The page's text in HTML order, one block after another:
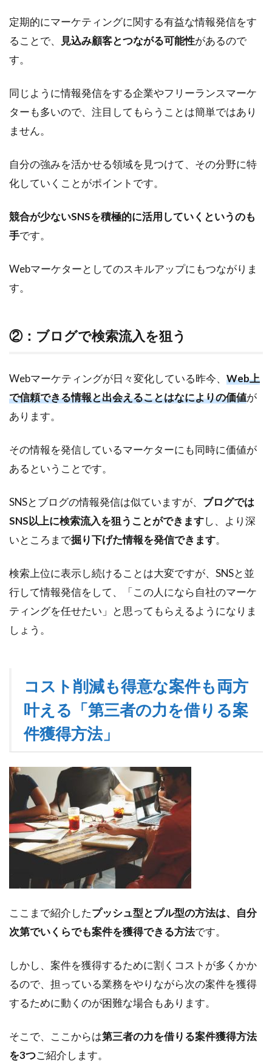
定期的にマーケティングに関する有益な情報発信をす
ることで、
見込み顧客とつながる可能性があるので
す。
同じように情報発信をする企業やフリーランスマーケ
ターも多いので、注目してもらうことは簡単ではあり
ません。
自分の強みを活かせる領域を見つけて、その分野に特
化していくことがポイントです。
競合が少ないSNSを積極的に活用していくというのも
手です。
Webマーケターとしてのスキルアップにもつながりま
す。
②：ブログで検索流入を狙う
Webマーケティングが日々変化している昨今、 Web上
で信頼できる情報と出会えることはなによりの価値が
あります。
その情報を発信しているマーケターにも同時に価値が
あるということです。
SNSとブログの情報発信は似ていますが、 ブログでは
SNS以上に検索流入を狙うことができますし、より深
いところまで掘り下げた情報を発信できます。
検索上位に表示し続けることは大変ですが、SNSと並
行して情報発信をして、「この人になら自社のマーケ
ティングを任せたい」と思ってもらえるようになりま
しょう。
コスト削減も得意な案件も両方
叶える「第三者の力を借りる案
件獲得方法」
ここまで紹介したプッシュ型とプル型の方法は、自分
次第でいくらでも案件を獲得できる方法です。
しかし、案件を獲得するために割くコストが多くかか
るので、担っている業務をやりながら次の案件を獲得
するために動くのが困難な場合もあります。
そこで、ここからは第三者の力を借りる案件獲得方法
を3つご紹介します。